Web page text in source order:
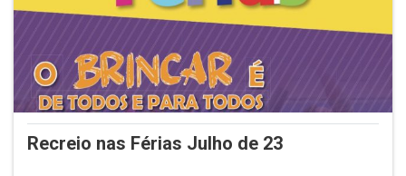
Recreio nas Férias Julho de 23